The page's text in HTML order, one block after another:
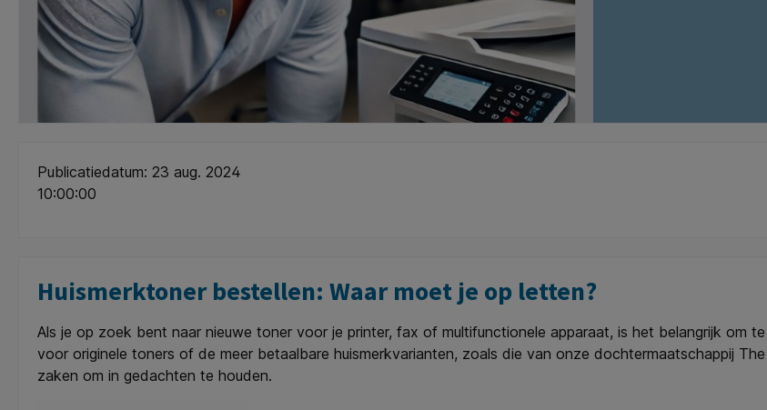
Publicatiedatum: 23 aug. 2024
10:00:00
Huismerktoner bestellen: Waar moet je op letten?
Als je op zoek bent naar nieuwe toner voor je printer, fax of multifunctionele apparaat, is het belangrijk om
voor originele toners of de meer betaalbare huismerkvarianten, zoals die van onze dochtermaatschappij
zaken om in gedachten te houden.